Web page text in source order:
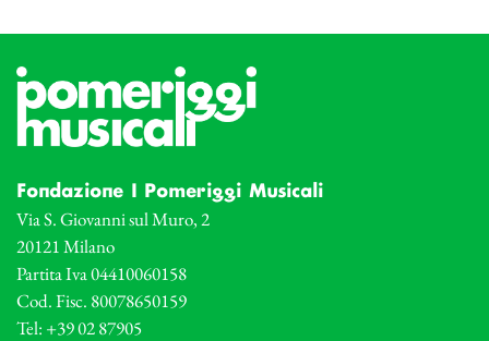
Fondazione I Pomeriggi Musicali
Via S. Giovanni sul Muro, 2
20121 Milano
Partita Iva 04410060158
Cod. Fisc. 80078650159
Tel: +39 02 87905